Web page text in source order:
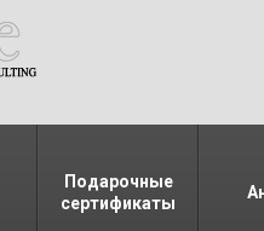
Подарочные
сертификаты